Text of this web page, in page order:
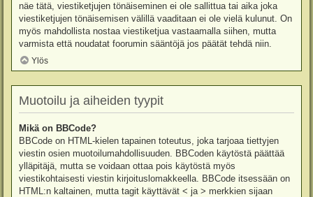
näe tätä, viestiketjujen tönäiseminen ei ole sallittua tai aika joka
viestiketjujen tönäisemisen välillä vaaditaan ei ole vielä kulunut. On
myös mahdollista nostaa viestiketjua vastaamalla siihen, mutta
varmista että noudatat foorumin sääntöjä jos päätät tehdä niin.
Ylös
Muotoilu ja aiheiden tyypit
Mikä on BBCode?
BBCode on HTML-kielen tapainen toteutus, joka tarjoaa tiettyjen
viestin osien muotoilumahdollisuuden. BBCoden käytöstä päättää
ylläpitäjä, mutta se voidaan ottaa pois käytöstä myös
viestikohtaisesti viestin kirjoituslomakkeella. BBCode itsessään on
HTML:n kaltainen, mutta tagit käyttävät < ja > merkkien sijaan